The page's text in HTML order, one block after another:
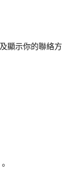
顯示你的聯絡方